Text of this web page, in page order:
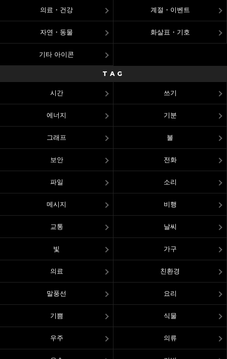
의료・건강 계절・이벤트
자연・동물 화살표・기호
기타 아이콘
TAG
시간 쓰기
에너지 기분
그래프 불
보안 전화
파일 소리
메시지 비행
교통 날씨
빛 가구
의료 친환경
말풍선 요리
기쁨 식물
우주 의류